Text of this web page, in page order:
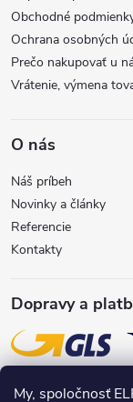
My, spoločnosť
r
v
y
v
ý
p
i
s
u
e
Obchodné
Ochrana osobných
Prečo nakupovať u
Vrátenie, výmena
O nás
Náš príbeh
Novinky a články
Referencie
Kontakty
Dopravy a